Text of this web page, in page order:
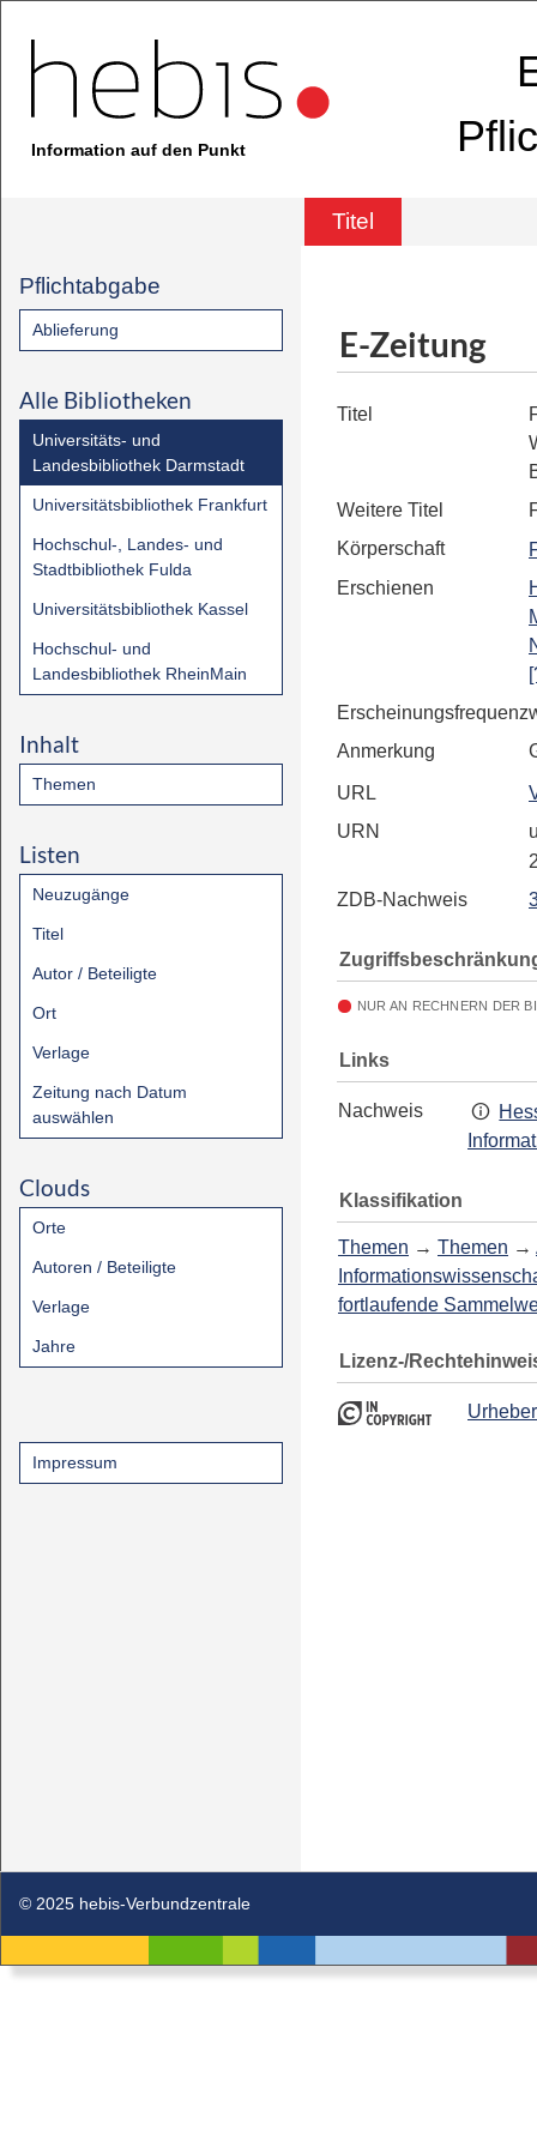
Information auf den Punkt
Titel
Pflichtabgabe
Ablieferung
Alle Bibliotheken
Universitäts- und
Landesbibliothek Darmstadt
Universitätsbibliothek Frankfurt
Hochschul-, Landes- und
Stadtbibliothek Fulda
Universitätsbibliothek Kassel
Hochschul- und
Landesbibliothek RheinMain
Inhalt
Themen
Listen
Neuzugänge
Titel
Autor / Beteiligte
Ort
Verlage
Zeitung nach Datum
auswählen
Clouds
Orte
Autoren / Beteiligte
Verlage
Jahre
Impressum
E-Zeitung
Titel
Weitere Titel
Körperschaft
Erschienen
Erscheinungsfrequenz
Anmerkung
URL
URN
ZDB-Nachweis
NUR AN RECHNERN DER
Links
Nachweis
Klassifikation
Themen → Themen →
fortlaufende
Lizenz-/
© 2025 hebis-Verbundzentrale